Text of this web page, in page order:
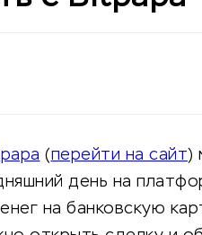
(перейти на сайт)
день на
на банковскую